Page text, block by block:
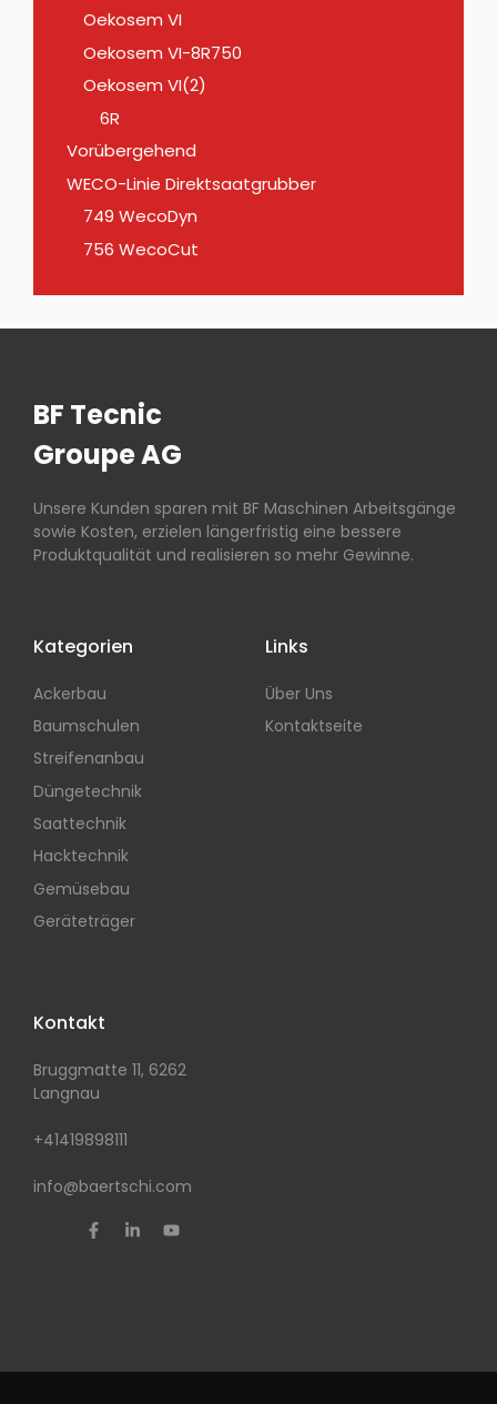
Oekosem VI
Oekosem VI-8R750
Oekosem VI(2)
6R
Vorübergehend
WECO-Linie Direktsaatgrubber
749 WecoDyn
756 WecoCut
BF Tecnic
Groupe AG
Unsere Kunden sparen mit BF Maschinen Arbeitsgänge
sowie Kosten, erzielen längerfristig eine bessere
Produktqualität und realisieren so mehr Gewinne.
Kategorien
Ackerbau
Baumschulen
Streifenanbau
Düngetechnik
Saattechnik
Hacktechnik
Gemüsebau
Geräteträger
Links
Über Uns
Kontaktseite
Kontakt
Bruggmatte 11, 6262
Langnau
+41419898111
info@baertschi.com